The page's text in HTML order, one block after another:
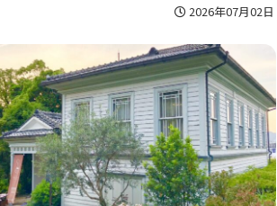
し方まで分かりやすく整理しています。2026年07月02日